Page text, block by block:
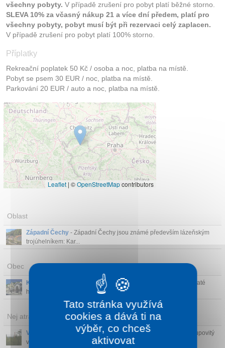
všechny pobyty. V případě zrušení pro pobyt platí běžné storno.
SLEVA 10% za včasný nákup 21 a více dní předem, platí pro
všechny pobyty, pobyt musí být při rezervaci celý zaplacen.
V případě zrušení pro pobyt platí 100% storno.
Příplatky
Rekreační poplatek 50 Kč / osoba a noc, platba na místě.
Pobyt se psem 30 EUR / noc, platba na místě.
Parkování 20 EUR / auto a noc, platba na místě.
Leaflet | ©OpenStreetMapcontributors
Oblast
Západní Čechy - Západní Čechy jsou známé především lázeňským
trojúhelníkem: Kar...
Obec
Karlovy Vary
- Karlovy Vary jsou město léčivých pramenů, bohaté
historie, překrásn...
Nej atrakce v okolí
Vrchol Plešivec (16 km)- Plešivec (1028 m n. m.) je výrazný kupovitý
vrchol leží...
Tato stránka využívá
cookies a dává ti na
výběr, co chceš
aktivovat